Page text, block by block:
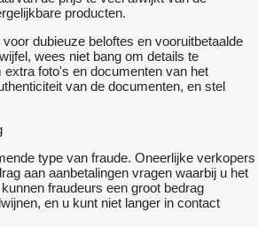
producten.
dubieuze beloftes en vooruitbetaalde
wees niet bang om details te
foto's en documenten van het
van de documenten, en stel
type van fraude. Oneerlijke verkopers
aan aanbetalingen vragen waarbij u het
fraudeurs een groot bedrag
en u kunt niet langer in contact